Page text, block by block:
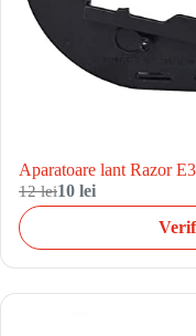
Aparatoare lant Razor
12 lei10 lei